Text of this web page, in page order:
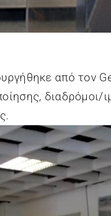
ni-fold Ltd.
από τον